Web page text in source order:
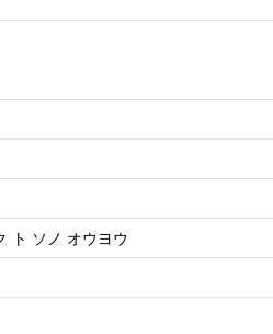
ト ソノ オウヨウ